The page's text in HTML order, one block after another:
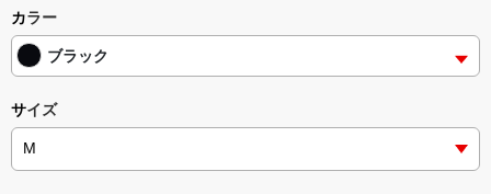
カラー
ブラック
サイズ